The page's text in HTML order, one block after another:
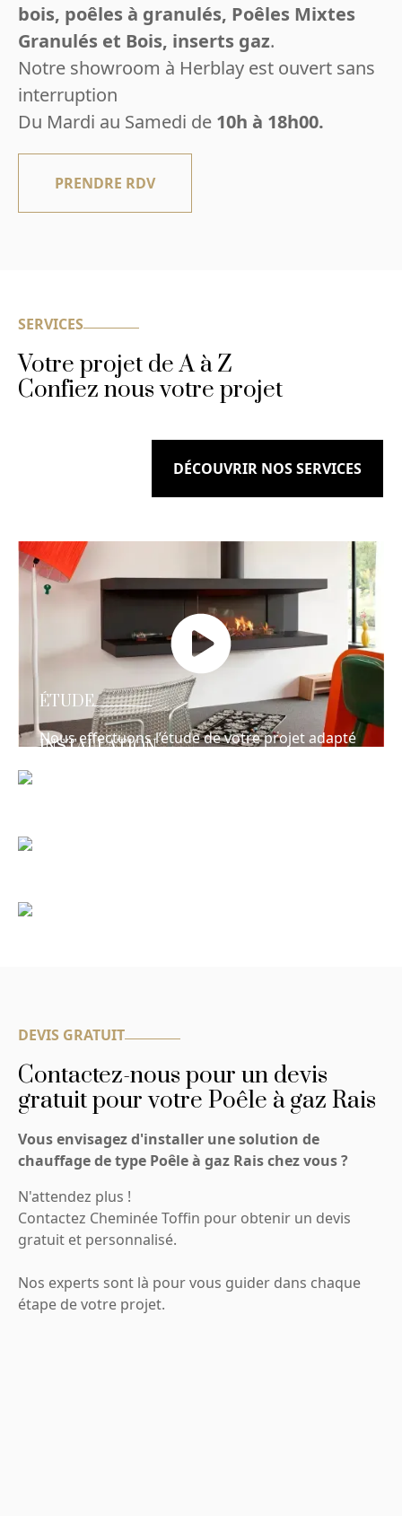
bois, poêles à granulés, Poêles Mixtes
Granulés et Bois, inserts gaz.
Notre showroom à Herblay est ouvert sans
interruption
Du Mardi au Samedi de 10h à 18h00.
PRENDRE RDV
SERVICES
Votre projet de A à Z
Confiez nous votre projet
DÉCOUVRIR NOS SERVICES
ÉTUDE
Nous effectuons l’étude de votre projet adapté
INSTALLATION
DEVIS GRATUIT
Contactez-nous pour un devis
gratuit pour votre Poêle à gaz Rais
Vous envisagez d'installer une solution de
chauffage de type Poêle à gaz Rais chez vous ?
N'attendez plus !
Contactez Cheminée Toffin pour obtenir un devis
gratuit et personnalisé.
Nos experts sont là pour vous guider dans chaque
étape de votre projet.